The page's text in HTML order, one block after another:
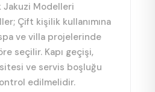
Jakuzi Modelleri
Çift kişilik kullanımına
ve villa projelerinde
seçilir. Kapı geçişi,
ve servis boşluğu
edilmelidir.